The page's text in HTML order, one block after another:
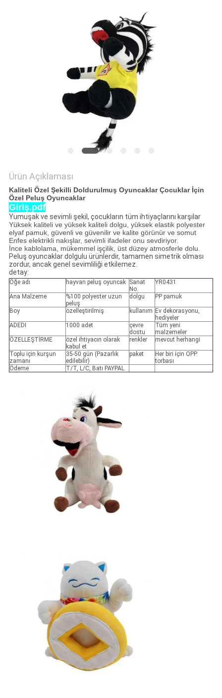
Ürün Açıklaması
Kaliteli Özel Şekilli Doldurulmuş Oyuncaklar Çocuklar İçin
Özel Peluş Oyuncaklar
Giriş.pdf
Yumuşak ve sevimli şekil, çocukların tüm ihtiyaçlarını karşılar
Yüksek kaliteli ve yüksek kaliteli dolgu, yüksek elastik polyester
elyaf pamuk, güvenli ve güvenilir ve kalite görünür ve somut
Enfes elektrikli nakışlar, sevimli ifadeler onu sevdiriyor.
İnce kablolama, mükemmel işçilik, üst düzey atmosferle dolu.
Peluş oyuncaklar dolgulu ürünlerdir, tamamen simetrik olması
zordur, ancak genel sevimliliği etkilemez.
detay:
Öğe adı hayvan peluş oyuncak Sanat
No.
YR0431
Ana Malzeme
%100 polyester uzun
peluş
dolgu PP pamuk
Boy özelleştirilmiş kullanım Ev dekorasyonu,
hediyeler
ADEDI
1000 adet
çevre
dostu
Tüm yeni
malzemeler
ÖZELLEŞTİRME
özel ihtiyacın olarak
kabul et
renkler mevcut herhangi
Toplu için kurşun
zamanı
35-50 gün (Pazarlık
edilebilir)
paket
Her biri için OPP
torbası
Ödeme
T/T, L/C, Batı PAYPAL